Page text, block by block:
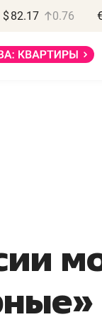
$ 82.17 0.76
может
минимум